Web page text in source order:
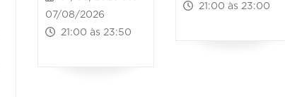
07/08/2026
21:00 às 23:50
21:00 às 23:00